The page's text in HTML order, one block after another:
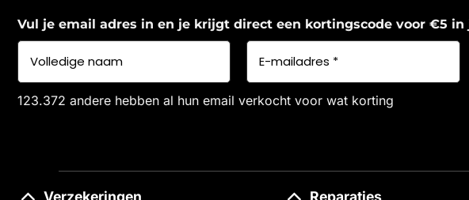
Vul je email adres in en je krijgt direct een kortingscode voor €5 in
123.372 andere hebben al hun email verkocht voor wat korting
Verzekeringen Reparaties